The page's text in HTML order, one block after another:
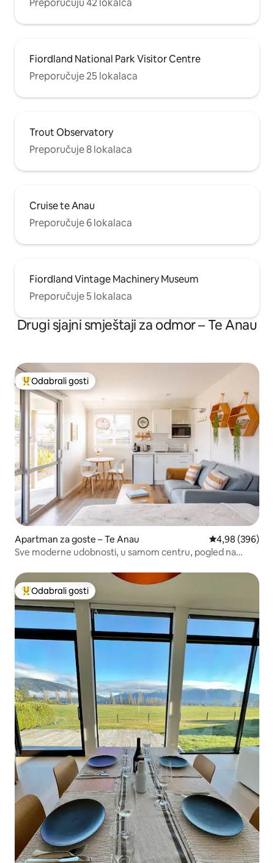
Preporučuju 42 lokalca
Fiordland National Park Visitor Centre
Preporučuje 25 lokalaca
Trout Observatory
Preporučuje 8 lokalaca
Cruise te Anau
Preporučuje 6 lokalaca
Fiordland Vintage Machinery Museum
Preporučuje 5 lokalaca
Drugi sjajni smještaji za odmor – Te Anau
Među najviše rangiranima s oznakom „Odabrali gosti”
Odabrali gosti
Apartman za goste – Te Anau Prosječna
4,98 (396)
Sve moderne udobnosti, u samom centru, pogled na
Među najviše rangiranima s oznakom „Odabrali gosti”
Odabrali gosti